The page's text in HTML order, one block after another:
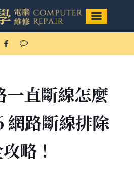
直斷線怎麼
網路斷線排除
略！